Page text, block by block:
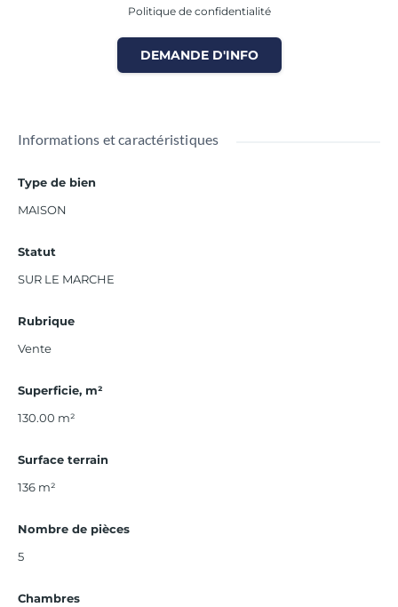
Politique de confidentialité
DEMANDE D'INFO
Informations et caractéristiques
Type de bien
MAISON
Statut
SUR LE MARCHE
Rubrique
Vente
Superficie, m²
130.00 m²
Surface terrain
136 m²
Nombre de pièces
5
Chambres